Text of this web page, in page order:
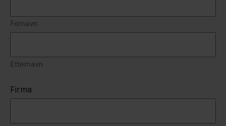
Fornavn
Etternavn
Firma